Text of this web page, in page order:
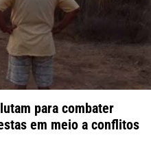
para combater
em meio a conflitos